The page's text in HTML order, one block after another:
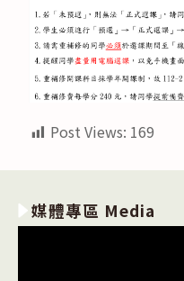
Post Views: 169
媒體專區 Media